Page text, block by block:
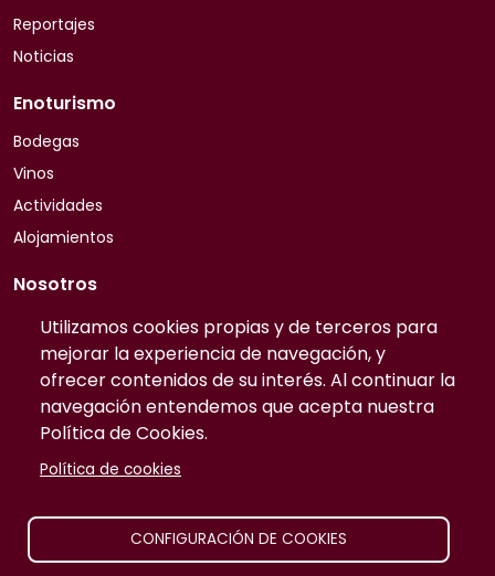
Utilizamos cookies propias y de terceros para
mejorar la experiencia de navegación, y
ofrecer contenidos de su interés. Al continuar la
navegación entendemos que acepta nuestra
Política de Cookies.
Política de cookies
CONFIGURACIÓN DE COOKIES
Reportajes
Noticias
Enoturismo
Bodegas
Vinos
Actividades
Alojamientos
Nosotros
Quiénes somos
Contacto
Preguntas frecuentes
Tarifas
Información
Aviso legal